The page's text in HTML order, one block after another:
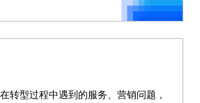
转型过程中遇到的服务、营销问题，